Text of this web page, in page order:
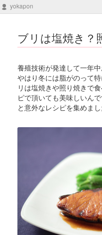
yokapon
ブリは塩焼き？
養殖技術が発達して一年
やはり冬には脂がのって
リは塩焼きや照り焼きで
ピで頂いても美味しいん
と意外なレシピを集めまし